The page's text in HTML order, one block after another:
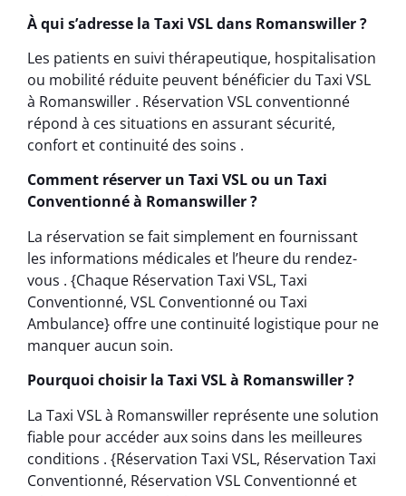
À qui s’adresse la Taxi VSL dans Romanswiller ?
Les patients en suivi thérapeutique, hospitalisation
ou mobilité réduite peuvent bénéficier du Taxi VSL
à Romanswiller . Réservation VSL conventionné
répond à ces situations en assurant sécurité,
confort et continuité des soins .
Comment réserver un Taxi VSL ou un Taxi
Conventionné à Romanswiller ?
La réservation se fait simplement en fournissant
les informations médicales et l’heure du rendez-
vous . {Chaque Réservation Taxi VSL, Taxi
Conventionné, VSL Conventionné ou Taxi
Ambulance} offre une continuité logistique pour ne
manquer aucun soin.
Pourquoi choisir la Taxi VSL à Romanswiller ?
La Taxi VSL à Romanswiller représente une solution
fiable pour accéder aux soins dans les meilleures
conditions . {Réservation Taxi VSL, Réservation Taxi
Conventionné, Réservation VSL Conventionné et